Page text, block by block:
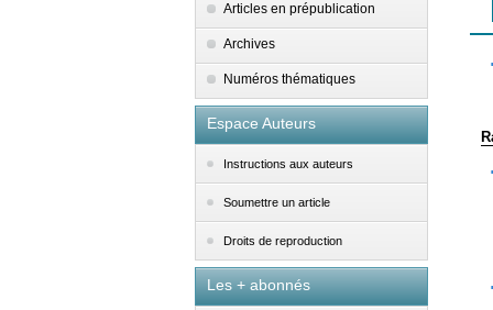
Articles en prépublication
Archives
Numéros thématiques
Espace Auteurs
Instructions aux auteurs
Soumettre un article
Droits de reproduction
Les + abonnés